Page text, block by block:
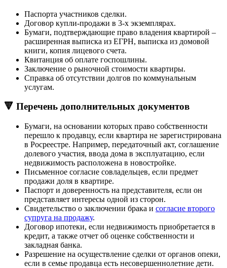
Паспорта участников сделки.
Договор купли-продажи в 3-х экземплярах.
Бумаги, подтверждающие право владения квартирой –
расширенная выписка из ЕГРН, выписка из домовой
книги, копия лицевого счета.
Квитанция об оплате госпошлины.
Заключение о рыночной стоимости квартиры.
Справка об отсутствии долгов по коммунальным
услугам.
🔻 Перечень дополнительных документов
Бумаги, на основании которых право собственности
перешло к продавцу, если квартира не зарегистрирована
в Росреестре. Например, передаточный акт, соглашение
долевого участия, ввода дома в эксплуатацию, если
недвижимость расположена в новостройке.
Письменное согласие совладельцев, если предмет
продажи доля в квартире.
Паспорт и доверенность на представителя, если он
представляет интересы одной из сторон.
Свидетельство о заключении брака и согласие второго
супруга на продажу.
Договор ипотеки, если недвижимость приобретается в
кредит, а также отчет об оценке собственности и
закладная банка.
Разрешение на осуществление сделки от органов опеки,
если в семье продавца есть несовершеннолетние дети.